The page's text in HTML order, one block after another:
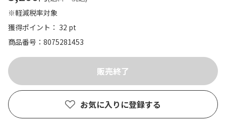
※軽減税率対象
獲得ポイント： 32 pt
商品番号
8075281453
お気に入りに登録する